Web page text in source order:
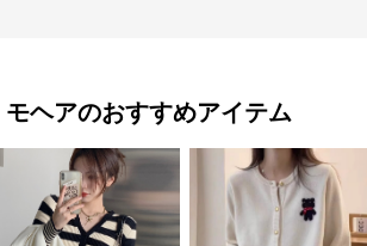
モヘアのおすすめアイテム